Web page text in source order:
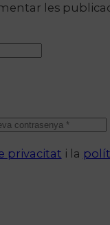
les
privacitat i la